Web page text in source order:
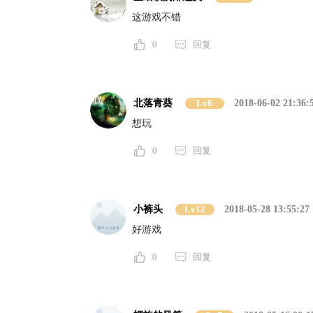
这游戏不错
0 回复
北落青葵 Lv8
2018-06-02
想玩
0 回复
小裤头 Lv12
2018-05-28 13:55:27
好游戏
0 回复